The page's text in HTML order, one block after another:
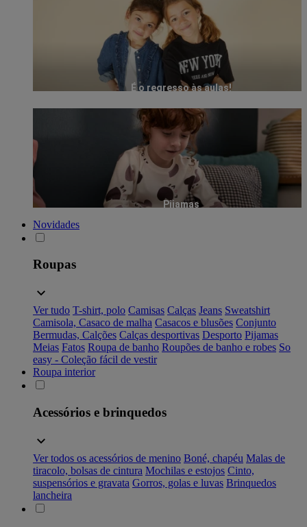
É o regresso às aulas!
Pijamas
Novidades
Roupas
Ver tudo T-shirt, polo Camisas Calças Jeans Sweatshirt
Camisola, Casaco de malha Casacos e blusões Conjunto
Bermudas, Calções Calças desportivas Desporto Pijamas
Meias Fatos Roupa de banho Roupões de banho e robes So
easy - Coleção fácil de vestir
Roupa interior
Acessórios e brinquedos
Ver todos os acessórios de menino Boné, chapéu Malas de
tiracolo, bolsas de cintura Mochilas e estojos Cinto,
suspensórios e gravata Gorros, golas e luvas Brinquedos
lancheira